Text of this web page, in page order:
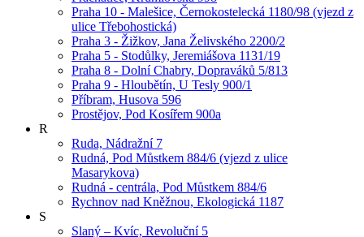
Praha 10 - Malešice, Černokostelecká 1180/98 (vjezd z
ulice Třebohostická)
Praha 3 - Žižkov, Jana Želivského 2200/2
Praha 5 - Stodůlky, Jeremiášova 1131/19
Praha 8 - Dolní Chabry, Dopraváků 5/813
Praha 9 - Hloubětín, U Tesly 900/1
Příbram, Husova 596
Prostějov, Pod Kosířem 900a
R
Ruda, Nádražní 7
Rudná, Pod Můstkem 884/6 (vjezd z ulice
Masarykova)
Rudná - centrála, Pod Můstkem 884/6
Rychnov nad Kněžnou, Ekologická 1187
S
Slaný – Kvíc, Revoluční 5